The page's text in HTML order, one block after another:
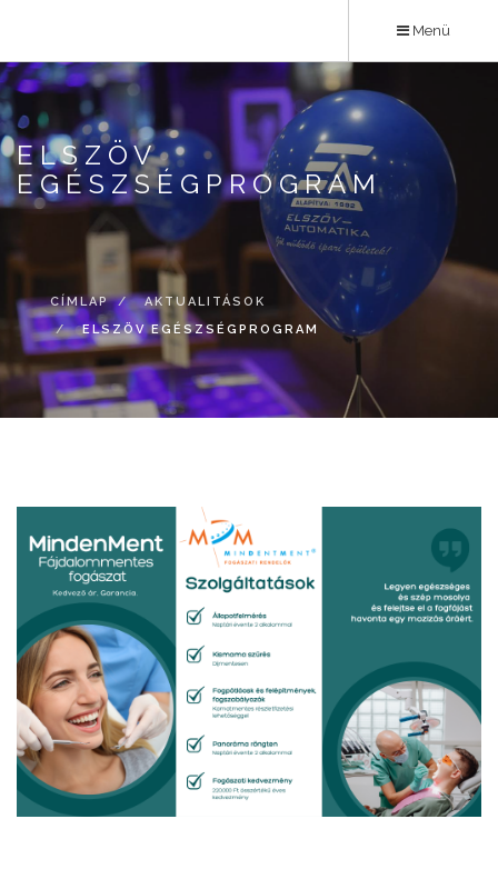
tartalomra
Menü
ELSZÖV
EGÉSZSÉGPROGRAM
CÍMLAP
AKTUALITÁSOK
ELSZÖV EGÉSZSÉGPROGRAM